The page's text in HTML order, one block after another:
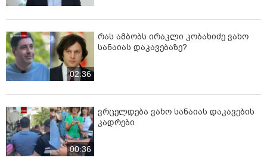
02:36
რას ამბობს ირაკლი კობახიძე ვახო
სანაიას დაკავებაზე?
00:36
ვრცელდება ვახო სანაიას დაკავების
კადრები